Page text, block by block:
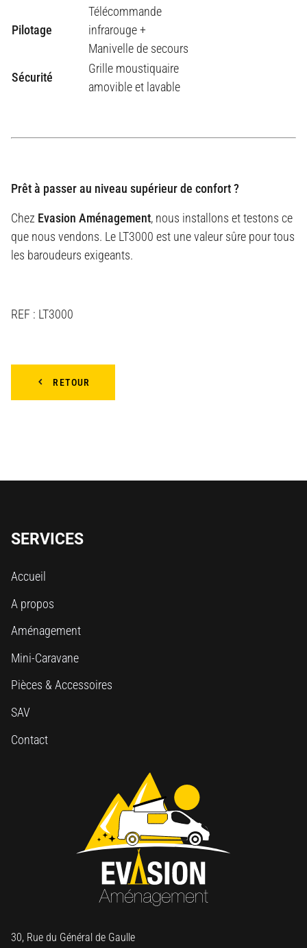
Pilotage
Télécommande
infrarouge +
Manivelle de secours
Sécurité
Grille moustiquaire
amovible et lavable
Prêt à passer au niveau supérieur de confort ?
Chez Evasion Aménagement, nous installons et testons ce
que nous vendons. Le LT3000 est une valeur sûre pour tous
les baroudeurs exigeants.
REF : LT3000
RETOUR
SERVICES
Accueil
A propos
Aménagement
Mini-Caravane
Pièces & Accessoires
SAV
Contact
30, Rue du Général de Gaulle